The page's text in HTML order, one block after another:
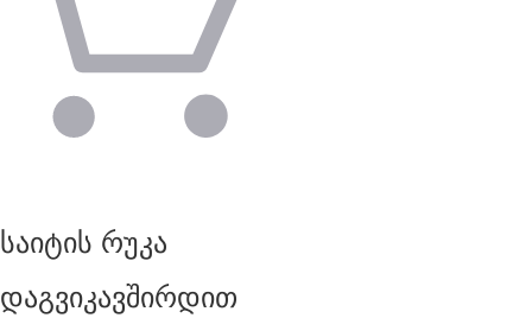
საიტის რუკა
დაგვიკავშირდით